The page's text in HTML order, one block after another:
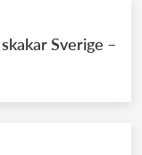
Sverige –